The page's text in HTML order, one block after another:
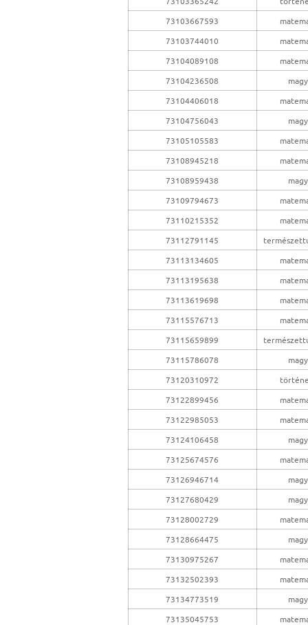
73103667593
73103744010
73104089108
73104236508
73104406018
73104756043
73105105583
73108945218
73108959438
73109794673
73110215352
73112791145
73113134605
73113195638
73113619698
73115576713
73115659899
73115786078
73120310972
73122899456
73122985053
73124106458
73125674576
73126946714
73127680429
73128002729
73128664475
73130975267
73132502393
73134773519
73135045753